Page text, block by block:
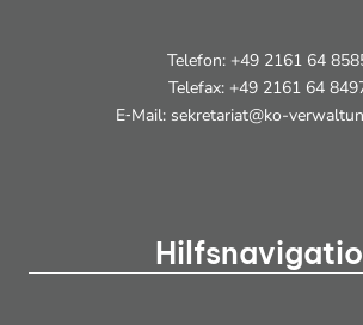
Telefon: +49 2161 64
Telefax: +49 2161 64
E‑Mail: sekretariat@ko-